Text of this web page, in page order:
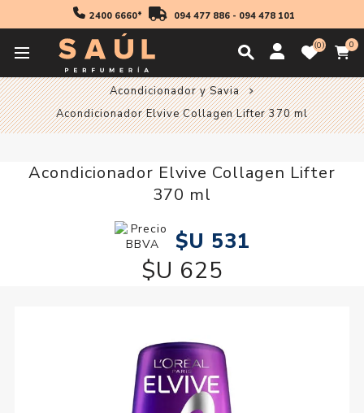
2400 6660* 094 477 886- 094 478 101
0 0
Inicio Cabello
Acondicionador y Savia
Acondicionador Elvive Collagen Lifter 370 ml
Acondicionador Elvive Collagen Lifter
370 ml
$U 531
$U 625